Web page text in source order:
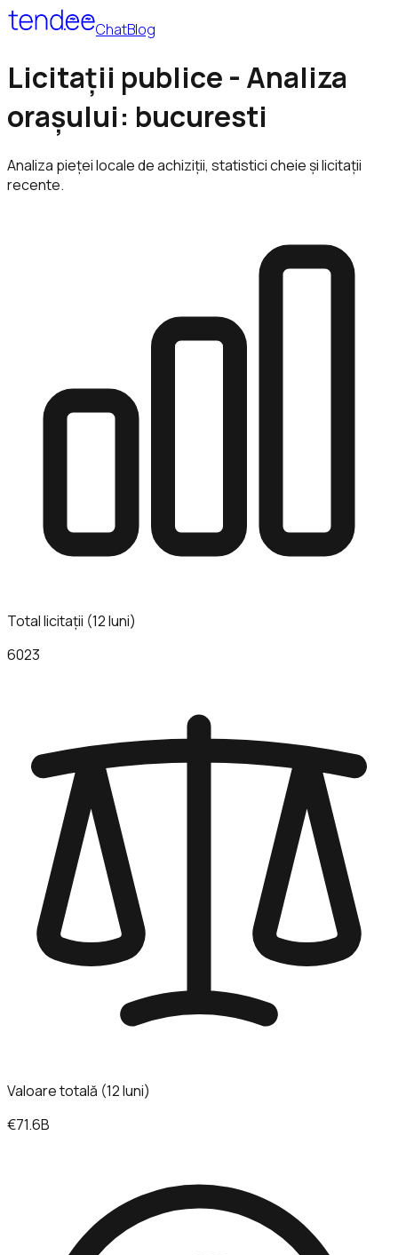
ChatBlog
Licitații publice - Analiza
orașului: bucuresti
Analiza pieței locale de achiziții, statistici cheie și licitații
recente.
Total licitații (12 luni)
6023
Valoare totală (12 luni)
€71.6B